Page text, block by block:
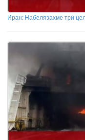
Иран: Набелязахме три